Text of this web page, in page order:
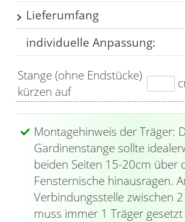
Länge: 160cm
Länge mit Endkappen:
Anzahl der Läufe:1
Innenlaufbreite:6mm
Innenlaufstange:
Material:Metall
Lieferumfang
1x Gardinenstange
2x Endstück
20x Klickgleiter
individuelle Anpassung:
Stange (ohne Endstücke)
kürzen auf
Montagehinweis der Träger:
Gardinenstange sollte
beiden Seiten 15-20cm über
Fensternische hinausragen.
Verbindungsstelle zwischen
muss immer 1 Träger